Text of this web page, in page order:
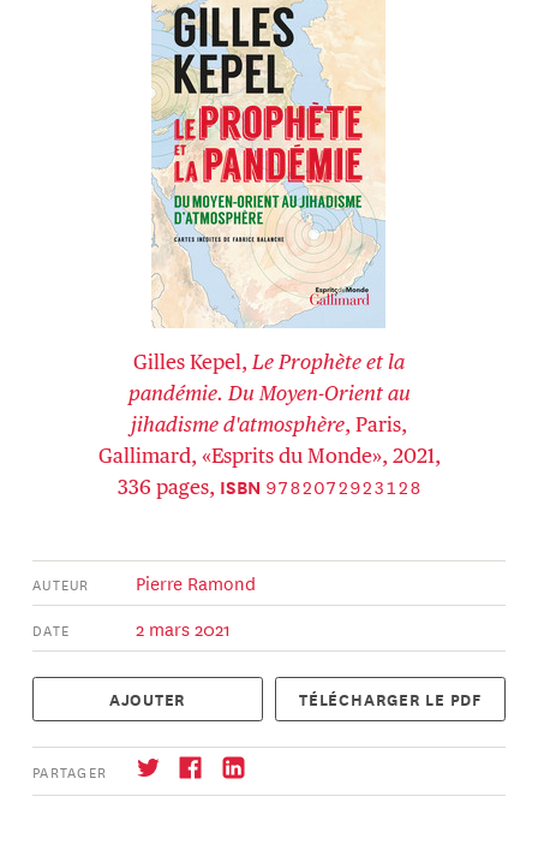
Gilles Kepel,Le Prophète et la
pandémie. Du Moyen-Orient au
jihadisme d'atmosphère, Paris,
Gallimard, «Esprits du Monde», 2021,
336 pages, ISBN 9782072923128
AUTEUR Pierre Ramond
DATE 2 mars 2021
AJOUTER TÉLÉCHARGER LE PDF
PARTAGER